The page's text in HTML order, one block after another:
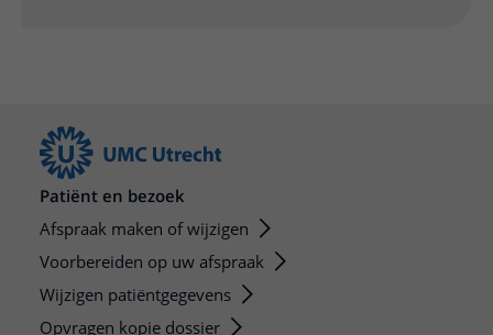
Patiënt en bezoek
Afspraak maken of wijzigen
Voorbereiden op uw afspraak
Wijzigen patiëntgegevens
Opvragen kopie dossier